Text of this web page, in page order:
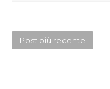
Post più recente